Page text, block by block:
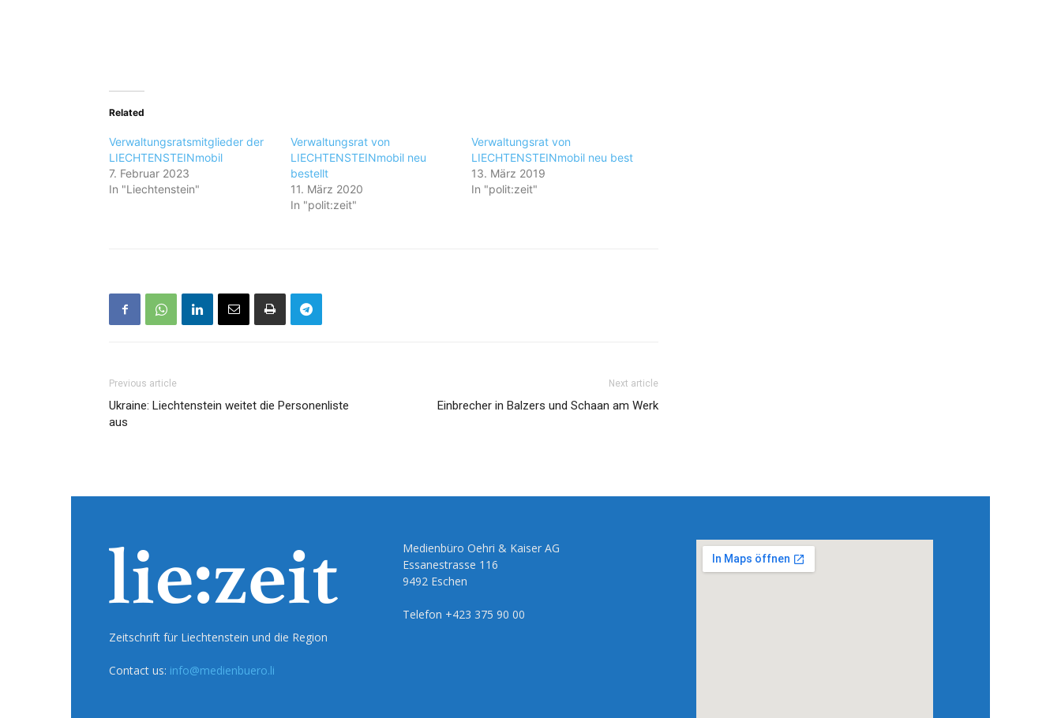
Related
Verwaltungsratsmitglieder der
LIECHTENSTEINmobil
7. Februar 2023
In "Liechtenstein"
Verwaltungsrat von
LIECHTENSTEINmobil neu
bestellt
11. März 2020
In "polit:zeit"
Verwaltungsrat von
LIECHTENSTEINmobil neu best
13. März 2019
In "polit:zeit"
Previous article
Ukraine: Liechtenstein weitet die Personenliste
aus
Next article
Einbrecher in Balzers und Schaan am Werk
Zeitschrift für Liechtenstein und die Region
Contact us: info@medienbuero.li
Medienbüro Oehri & Kaiser AG
Essanestrasse 116
9492 Eschen
Telefon +423 375 90 00